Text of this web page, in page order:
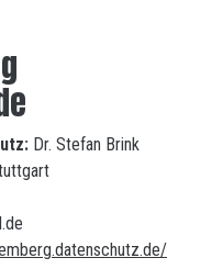
Dr. Stefan Brink